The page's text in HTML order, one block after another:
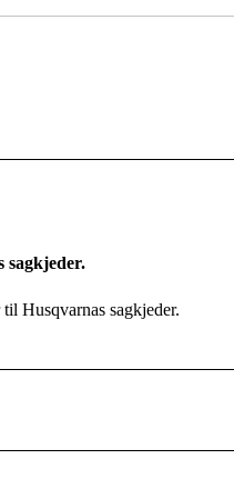
sagkjeder.
Husqvarnas sagkjeder.